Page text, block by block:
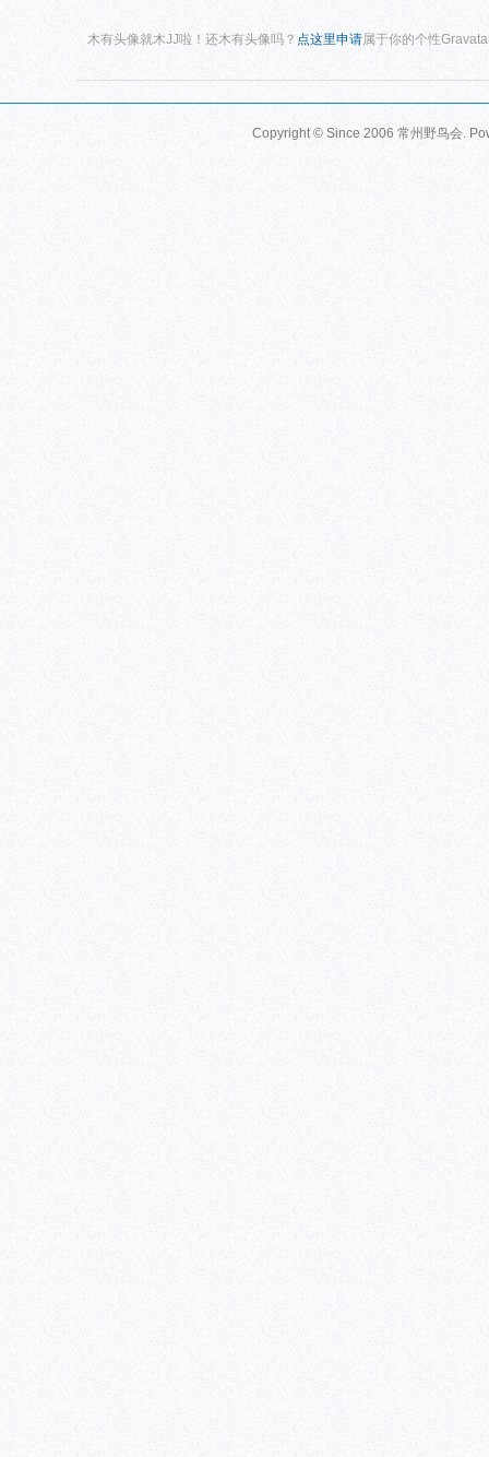
木有头像就木JJ啦！还木有头像吗？ 点这里申请 属于你的个性
Copyright © Since 2006 常州野鸟会.